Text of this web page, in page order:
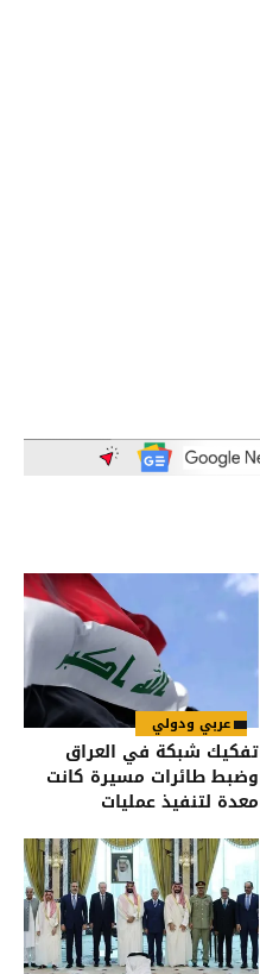
عربي ودولي
تفكيك شبكة في العراق
وضبط طائرات مسيرة كانت
معدة لتنفيذ عمليات